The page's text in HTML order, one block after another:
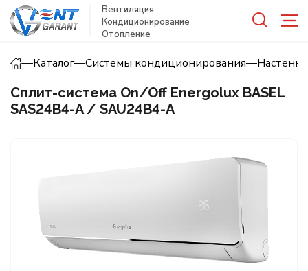
Вентиляция
Кондиционирование
Отопление
—Каталог—Системы кондиционирования—
Сплит-система On/Off Energolux BASEL
SAS24B4-A / SAU24B4-A